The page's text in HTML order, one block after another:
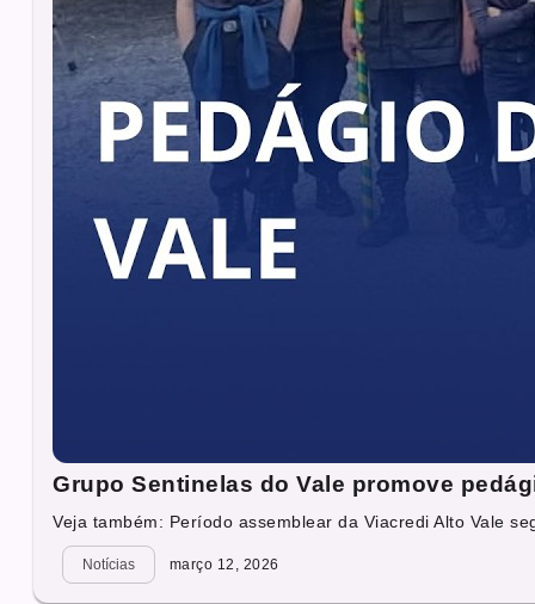
Grupo Sentinelas do Vale promove
Veja também: Período assemblear da Viacredi Alto Vale
Notícias março 12, 2026